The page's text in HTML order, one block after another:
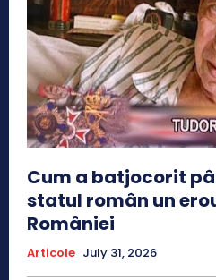
Cum a batjocorit
statul român un
României
Articole July 31, 2026